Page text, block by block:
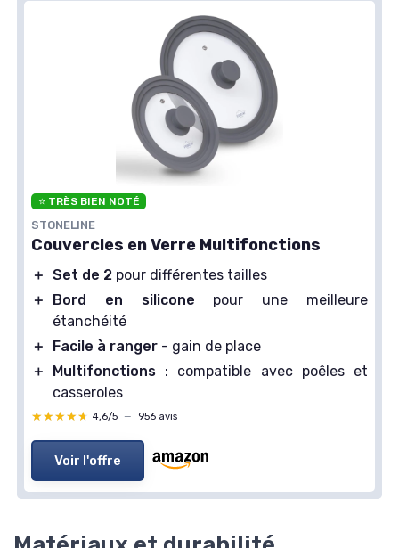
⭐ TRÈS BIEN NOTÉ
STONELINE
Couvercles en Verre Multifonctions
＋ Set de 2 pour différentes tailles
＋
Bord en silicone pour une meilleure
étanchéité
＋
Facile à ranger - gain de place
＋
Multifonctions : compatible avec poêles et
casseroles
★★★★★
★★★★★ 4,6/5 — 956 avis
Voir l'offre